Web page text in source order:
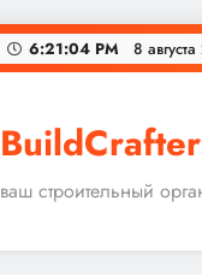
6:21:04 PM 8
ваш строительный